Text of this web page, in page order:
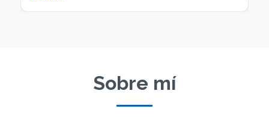
Sobre mí